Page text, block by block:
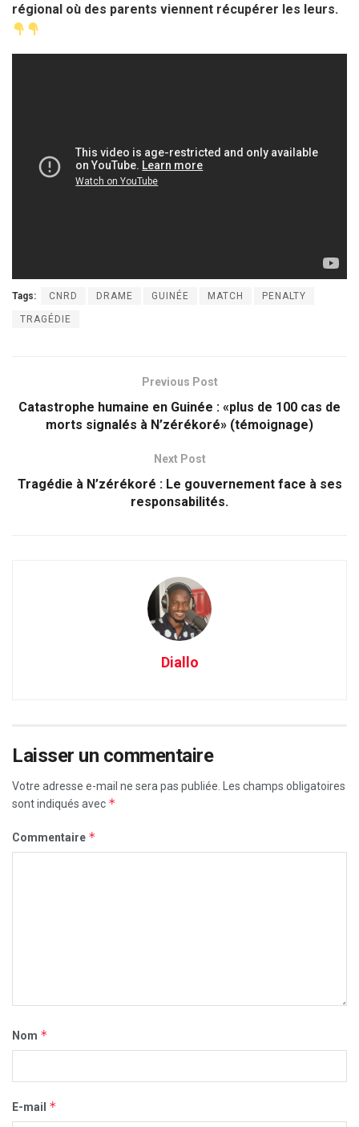
régional où des parents viennent récupérer les leurs.
Tags: CNRD DRAME GUINÉE MATCH PENALTY
TRAGÉDIE
Previous Post
Catastrophe humaine en Guinée : «plus de 100 cas de
morts signalés à N’zérékoré» (témoignage)
Next Post
Tragédie à N’zérékoré : Le gouvernement face à ses
responsabilités.
Diallo
Laisser un commentaire
Votre adresse e-mail ne sera pas publiée.
Les champs obligatoires
sont indiqués avec *
Commentaire *
Nom *
E-mail *